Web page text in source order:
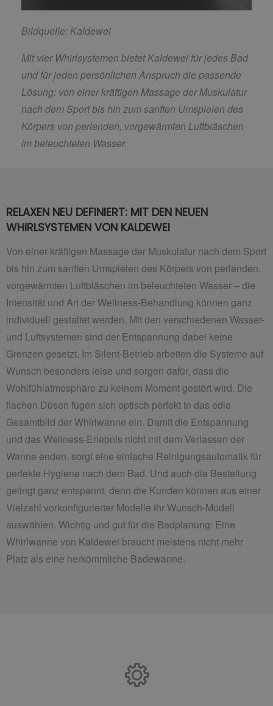
Bildquelle: Kaldewei
Mit vier Whirlsystemen bietet Kaldewei für jedes Bad
und für jeden persönlichen Anspruch die passende
Lösung: von einer kräftigen Massage der Muskulatur
nach dem Sport bis hin zum sanften Umspielen des
Körpers von perlenden, vorgewärmten Luftbläschen
im beleuchteten Wasser.
RELAXEN NEU DEFINIERT: MIT DEN NEUEN
WHIRLSYSTEMEN VON KALDEWEI
Von einer kräftigen Massage der Muskulatur nach dem Sport
bis hin zum sanften Umspielen des Körpers von perlenden,
vorgewärmten Luftbläschen im beleuchteten Wasser – die
Intensität und Art der Wellness-Behandlung können ganz
individuell gestaltet werden. Mit den verschiedenen Wasser-
und Luftsystemen sind der Entspannung dabei keine
Grenzen gesetzt. Im Silent-Betrieb arbeiten die Systeme auf
Wunsch besonders leise und sorgen dafür, dass die
Wohlfühlatmosphäre zu keinem Moment gestört wird. Die
flachen Düsen fügen sich optisch perfekt in das edle
Gesamtbild der Whirlwanne ein. Damit die Entspannung
und das Wellness-Erlebnis nicht mit dem Verlassen der
Wanne enden, sorgt eine einfache Reinigungsautomatik für
perfekte Hygiene nach dem Bad. Und auch die Bestellung
gelingt ganz entspannt, denn die Kunden können aus einer
Vielzahl vorkonfigurierter Modelle ihr Wunsch-Modell
auswählen. Wichtig und gut für die Badplanung: Eine
Whirlwanne von Kaldewei braucht meistens nicht mehr
Platz als eine herkömmliche Badewanne.